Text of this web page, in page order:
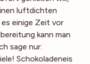
luftdichten
einige Zeit vor
kann man
sage nur:
Schokoladeneis